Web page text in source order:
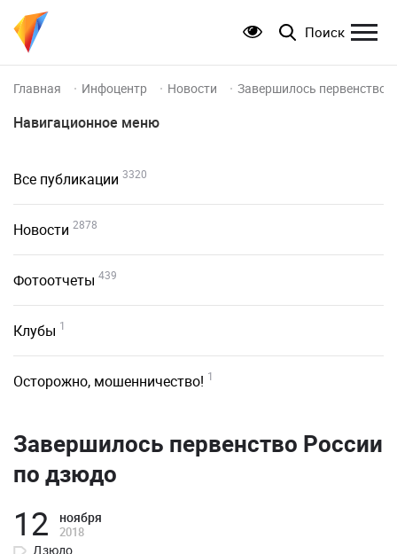
Поиск
Главная Инфоцентр Новости Завершилось первенство
Навигационное меню
Все публикации 3320
Новости 2878
Фотоотчеты 439
Клубы 1
Осторожно, мошенничество! 1
Завершилось первенство России
по дзюдо
12 ноября
2018
Дзюдо